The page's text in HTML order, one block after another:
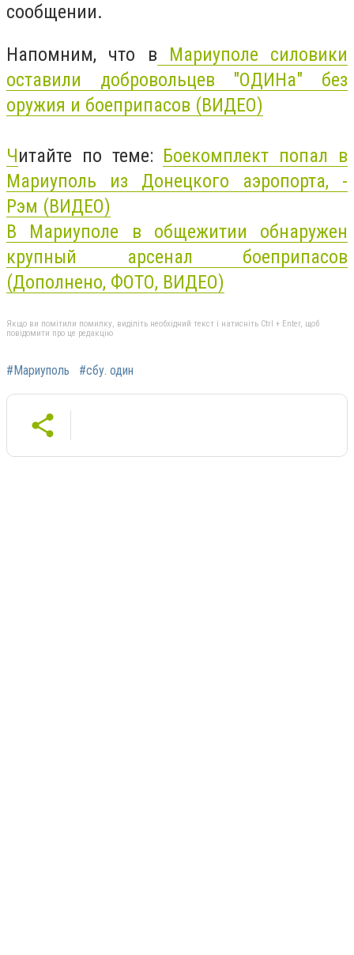
сообщении.
Напомним, что в Мариуполе силовики
оставили добровольцев "ОДИНа" без
оружия и боеприпасов (ВИДЕО)
Читайте по теме: Боекомплект попал в
Мариуполь из Донецкого аэропорта, -
Рэм (ВИДЕО)
В Мариуполе в общежитии обнаружен
крупный арсенал боеприпасов
(Дополнено, ФОТО, ВИДЕО)
Якщо ви помітили помилку, виділіть необхідний текст і натисніть Ctrl + Enter, щоб
повідомити про це редакцію
#Мариуполь #сбу. один